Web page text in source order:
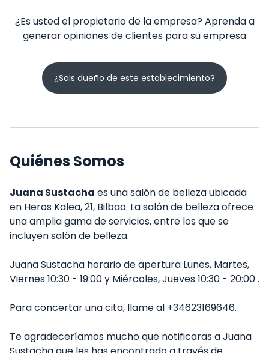
¿Es usted el propietario de la empresa? Aprenda a
generar opiniones de clientes para su empresa
¿Sois dueño de este establecimiento?
Quiénes Somos
Juana Sustacha es una salón de belleza ubicada
en Heros Kalea, 21, Bilbao. La salón de belleza ofrece
una amplia gama de servicios, entre los que se
incluyen salón de belleza.
Juana Sustacha horario de apertura Lunes, Martes,
Viernes 10:30 - 19:00 y Miércoles, Jueves 10:30 - 20:00 .
Para concertar una cita, llame al +34623169646.
Te agradeceríamos mucho que notificaras a Juana